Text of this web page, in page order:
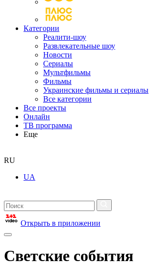
Категории
Реалити-шоу
Развлекательные шоу
Новости
Сериалы
Мультфильмы
Фильмы
Украинские фильмы и сериалы
Все категории
Все проекты
Онлайн
ТВ программа
Еще
RU
UA
Открыть в приложении
Светские события